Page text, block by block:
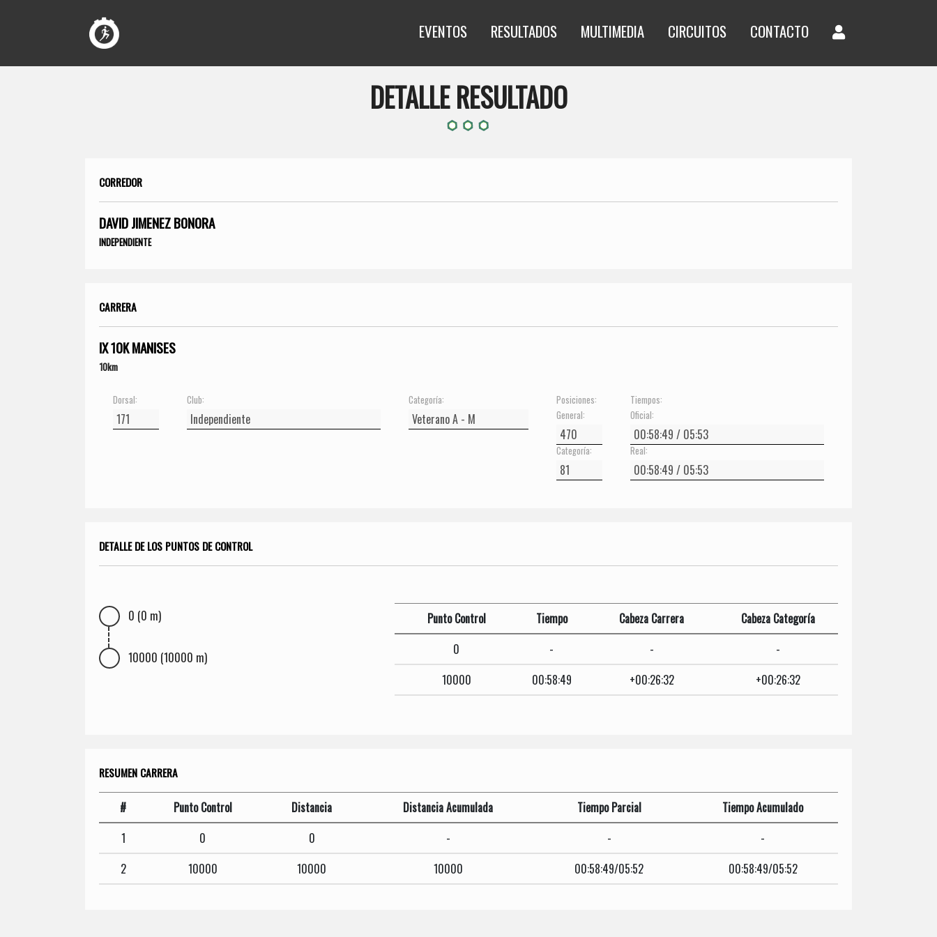
EVENTOS RESULTADOS MULTIMEDIA CIRCUITOS CONTACTO
DETALLE RESULTADO
CORREDOR
DAVID JIMENEZ BONORA
INDEPENDIENTE
CARRERA
IX 10K MANISES
10km
Dorsal: Club: Categoría:
Posiciones:
General:
Categoría:
Tiempos:
Oficial:
Real:
DETALLE DE LOS PUNTOS DE CONTROL
0 (0 m)
10000 (10000 m)
Punto Control Tiempo Cabeza Carrera
Cabeza Categoría
0
- -
-
10000
00:58:49 +00:26:32 +00:26:32
RESUMEN CARRERA
# Punto Control Distancia Distancia Acumulada Tiempo Parcial
Tiempo Acumulado
1
0 0 - -
-
2
10000 10000 10000 00:58:49/05:52 00:58:49/05:52